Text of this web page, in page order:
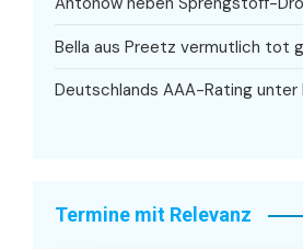
Bella aus Preetz vermutlich tot
Deutschlands AAA-Rating unter
Termine mit Relevanz